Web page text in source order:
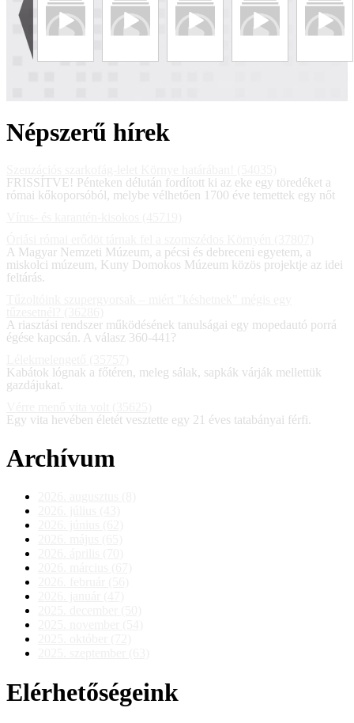
Népszerű hírek
FRISSÍTVE! Pénteken délután fordított ki az eke egy töredéket a
római kőkoporsóból, melybe vélhetően 1700 éve temettek egy nőt
A Magyar Nemzeti Múzeum, a pécsi és debreceni egyetem, a
miskolci múzeum, Kuny Domokos Múzeum közös projektje az idei
feltárás.
A riasztási rendszer működésének tanulságai egy mopedautó porrá
égése kapcsán. A válasz 360-441?
Kabátok lógnak a főtéren, meleg sálak, sapkák várják mellettük
gazdájukat.
Egy vita hevében életét vesztette egy 21 éves tatabányai férfi.
Archívum
Elérhetőségeink